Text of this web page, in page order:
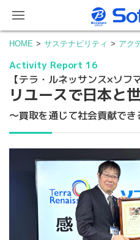
HOME サステナビリティ アク
Activity Report 16
【テラ・ルネッサンス×ソフ
リユースで日本と
～買取を通じて社会貢献でき